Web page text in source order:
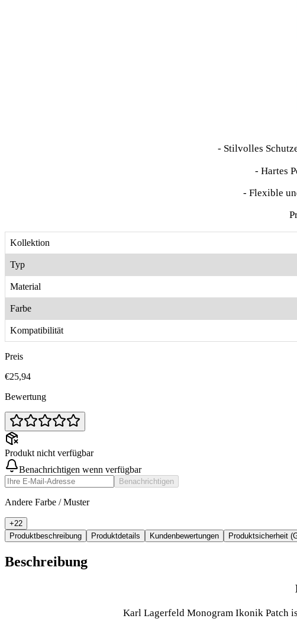
- Stilvolles
- Hartes
- Flexible
Kollektion
Typ
Material
Farbe
Kompatibilität
Preis
€25,94
Bewertung
Produkt nicht verfügbar
Benachrichtigen wenn verfügbar
Benachrichtigen
Andere Farbe / Muster
+22
Produktbeschreibung
Produktdetails Kundenbewertungen Produktsicherheit
Beschreibung
Karl Lagerfeld Monogram Ikonik Patch